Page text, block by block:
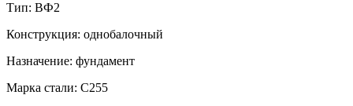
Тип: ВФ2
Конструкция: однобалочный
Назначение: фундамент
Марка стали: С255